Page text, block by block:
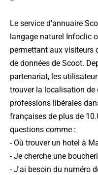
Le service d'annuaire
langage naturel Infoclic
permettant aux visiteurs
de données de Scoot.
partenariat, les
trouver la localisation de
professions libérales
françaises de plus de
questions comme :
- Où trouver un hotel à
- Je cherche une
- J'ai besoin du numéro